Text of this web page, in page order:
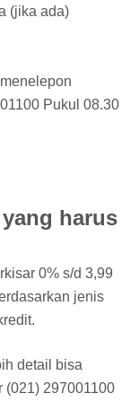
(jika ada)
Pukul 08.30
harus
0% s/d 3,99
jenis
detail bisa
(021) 297001100